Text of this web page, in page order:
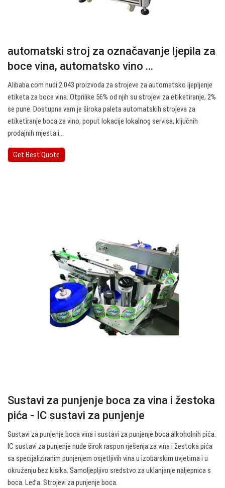
automatski stroj za označavanje ljepila za
boce vina, automatsko vino ...
Alibaba.com nudi 2.043 proizvoda za strojeve za automatsko ljepljenje
etiketa za boce vina. Otprilike 56% od njih su strojevi za etiketiranje, 2%
se pune. Dostupna vam je široka paleta automatskih strojeva za
etiketiranje boca za vino, poput lokacije lokalnog servisa, ključnih
prodajnih mjesta i…
Get Best Quote
Sustavi za punjenje boca za vina i žestoka
pića - IC sustavi za punjenje
Sustavi za punjenje boca vina i sustavi za punjenje boca alkoholnih pića.
IC sustavi za punjenje nude širok raspon rješenja za vina i žestoka pića
sa specijaliziranim punjenjem osjetljivih vina u izobarskim uvjetima i u
okruženju bez kisika. Samoljepljivo sredstvo za uklanjanje naljepnica s
boca. Leđa. Strojevi za punjenje boca.